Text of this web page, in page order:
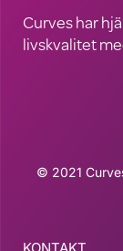
Curves har
livskvalitet
© 2021